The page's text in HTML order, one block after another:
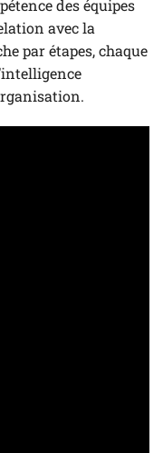
des équipes
avec la
par étapes, chaque